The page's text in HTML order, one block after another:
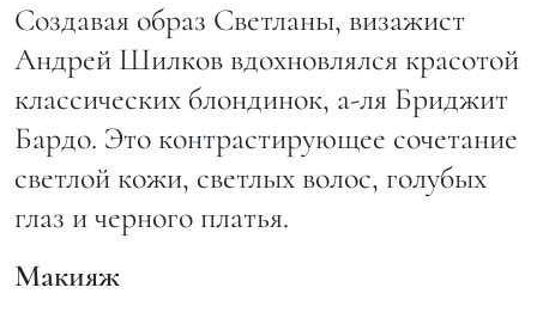
Создавая образ Светланы, визажист
Андрей Шилков вдохновлялся красотой
классических блондинок, а-ля Бриджит
Бардо. Это контрастирующее сочетание
светлой кожи, светлых волос, голубых
глаз и черного платья.
Макияж